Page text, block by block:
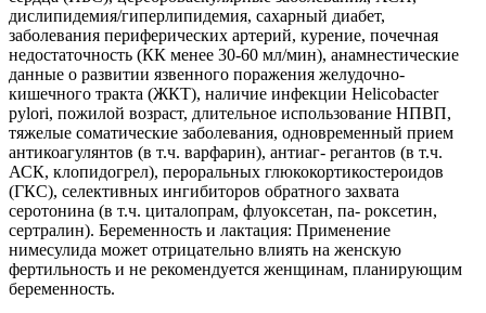
дислипидемия/гиперлипидемия, сахарный диабет,
заболевания периферических артерий, курение, почечная
недостаточность (КК менее 30-60 мл/мин), анамнестические
данные о развитии язвенного поражения желудочно-
кишечного тракта (ЖКТ), наличие инфекции Helicobacter
pylori, пожилой возраст, длительное использование НПВП,
тяжелые соматические заболевания, одновременный прием
антикоагулянтов (в т.ч. варфарин), антиаг- регантов (в т.ч.
АСК, клопидогрел), пероральных глюкокортикостероидов
(ГКС), селективных ингибиторов обратного захвата
серотонина (в т.ч. циталопрам, флуоксетан, па- роксетин,
сертралин). Беременность и лактация: Применение
нимесулида может отрицательно влиять на женскую
фертильность и не рекомендуется женщинам, планирующим
беременность.